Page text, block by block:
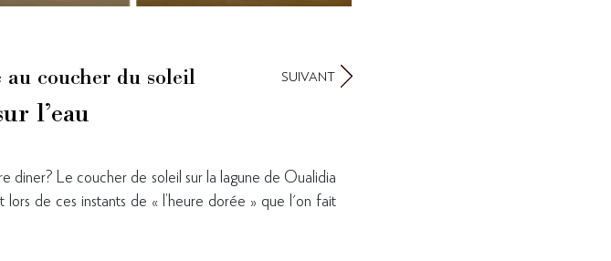
au coucher du soleil
l’eau
SUIVANT
diner? Le coucher de soleil sur la lagune de Oualidia
de ces instants de « l’heure dorée » que l'on fait